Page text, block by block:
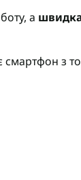
а
смартфон з